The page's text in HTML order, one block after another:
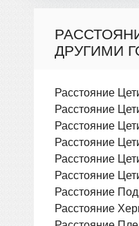
ДРУГИМИ
Расстояние
Расстояние
Расстояние
Расстояние
Расстояние
Расстояние
Расстояние
Расстояние